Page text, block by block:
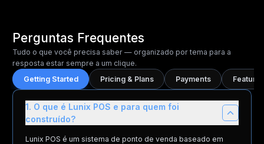
Perguntas Frequentes
Tudo o que você precisa saber — organizado por tema para a
resposta estar sempre a um clique.
Getting Started
Pricing & Plans Payments
1. O que é Lunix POS e para quem foi
construído?
Lunix POS é um sistema de ponto de venda baseado em